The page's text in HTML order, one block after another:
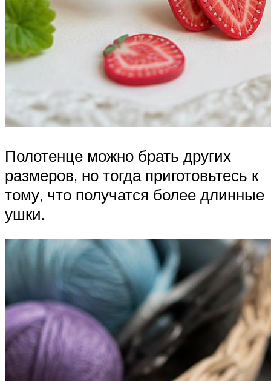
Полотенце можно брать других
размеров, но тогда приготовьтесь к
тому, что получатся более длинные
ушки.